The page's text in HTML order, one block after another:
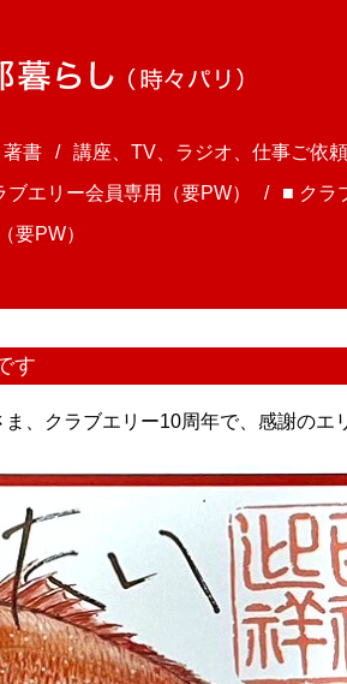
著書
講座、TV、ラジオ、仕事ご依頼
ブエリー会員専用（要PW） ■ クラ
要PW）
す
、クラブエリー10周年で、感謝のエ